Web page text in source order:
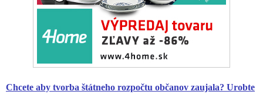
Chcete aby tvorba štátneho rozpočtu občanov zaujala? Urobte